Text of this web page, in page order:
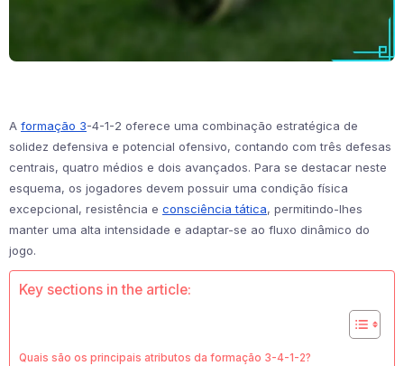
A formação 3-4-1-2 oferece uma combinação estratégica de
solidez defensiva e potencial ofensivo, contando com três defesas
centrais, quatro médios e dois avançados. Para se destacar neste
esquema, os jogadores devem possuir uma condição física
excepcional, resistência e consciência tática, permitindo-lhes
manter uma alta intensidade e adaptar-se ao fluxo dinâmico do
jogo.
Key sections in the article:
Quais são os principais atributos da formação 3-4-1-2?